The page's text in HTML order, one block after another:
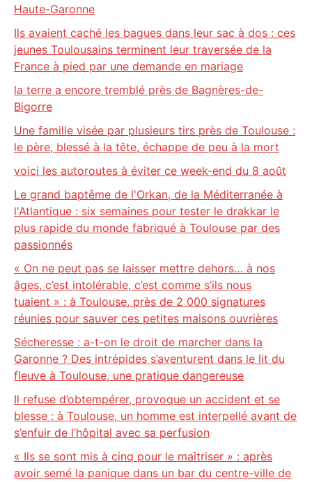
Haute-Garonne
Ils avaient caché les bagues dans leur sac à dos : ces
jeunes Toulousains terminent leur traversée de la
France à pied par une demande en mariage
la terre a encore tremblé près de Bagnères-de-
Bigorre
Une famille visée par plusieurs tirs près de Toulouse :
le père, blessé à la tête, échappe de peu à la mort
voici les autoroutes à éviter ce week-end du 8 août
Le grand baptême de l'Orkan, de la Méditerranée à
l'Atlantique : six semaines pour tester le drakkar le
plus rapide du monde fabriqué à Toulouse par des
passionnés
« On ne peut pas se laisser mettre dehors… à nos
âges, c’est intolérable, c’est comme s’ils nous
tuaient » : à Toulouse, près de 2 000 signatures
réunies pour sauver ces petites maisons ouvrières
Sécheresse : a-t-on le droit de marcher dans la
Garonne ? Des intrépides s’aventurent dans le lit du
fleuve à Toulouse, une pratique dangereuse
Il refuse d’obtempérer, provoque un accident et se
blesse : à Toulouse, un homme est interpellé avant de
s’enfuir de l’hôpital avec sa perfusion
« Ils se sont mis à cinq pour le maîtriser » : après
avoir semé la panique dans un bar du centre-ville de